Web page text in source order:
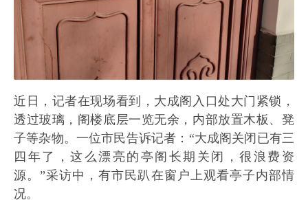
近日，记者在现场看到，大成阁入口处大门紧锁，
透过玻璃，阁楼底层一览无余，内部放置木板、凳
子等杂物。一位市民告诉记者：“大成阁关闭已有三
四年了，这么漂亮的亭阁长期关闭，很浪费资
源。”采访中，有市民趴在窗户上观看亭子内部情
况。